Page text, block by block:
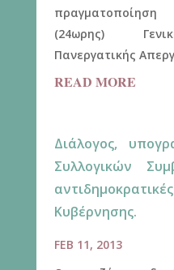
(24ωρης)
Πανεργατικής
READ MORE
Διάλογος,
Συλλογικών
Κυβέρνησης.
FEB 11, 2013